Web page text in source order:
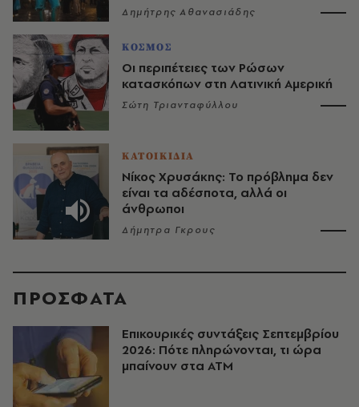
Δημήτρης Αθανασιάδης
ΚΟΣΜΟΣ
Οι περιπέτειες των Ρώσων
κατασκόπων στη Λατινική Αμερική
Σώτη Τριανταφύλλου
ΚΑΤΟΙΚΙΔΙΑ
Νίκος Χρυσάκης: Το πρόβλημα δεν
είναι τα αδέσποτα, αλλά οι
άνθρωποι
Δήμητρα Γκρους
ΠΡΟΣΦΑΤΑ
Επικουρικές συντάξεις Σεπτεμβρίου
2026: Πότε πληρώνονται, τι ώρα
μπαίνουν στα ΑΤΜ